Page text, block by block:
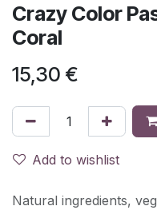
Crazy Color
Coral
15,30 €
Add to wishlist
Natural ingredients,